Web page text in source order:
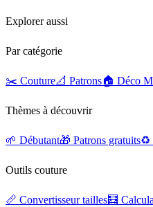
Explorer aussi
Par catégorie
✂️ Couture📐 Patrons🏠 Déco
Thèmes à découvrir
🌱 Débutant🎁 Patrons gratuits♻️
Outils couture
📏 Convertisseur tailles🧮